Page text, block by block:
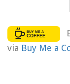
via Buy Me a